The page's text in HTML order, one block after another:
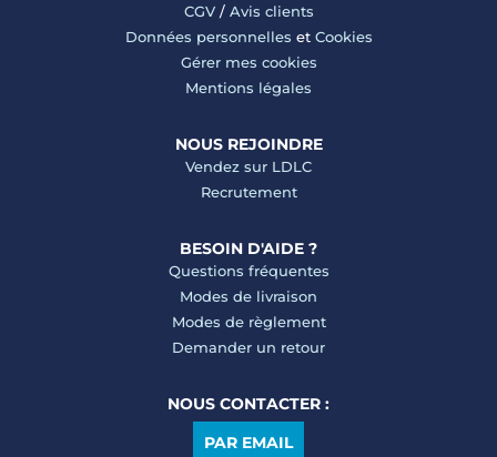
CGV/ Avis clients
Données personnelles et Cookies
Gérer mes cookies
Mentions légales
NOUS REJOINDRE
Vendez sur LDLC
Recrutement
BESOIN D'AIDE ?
Questions fréquentes
Modes de livraison
Modes de règlement
Demander un retour
NOUS CONTACTER :
PAR EMAIL